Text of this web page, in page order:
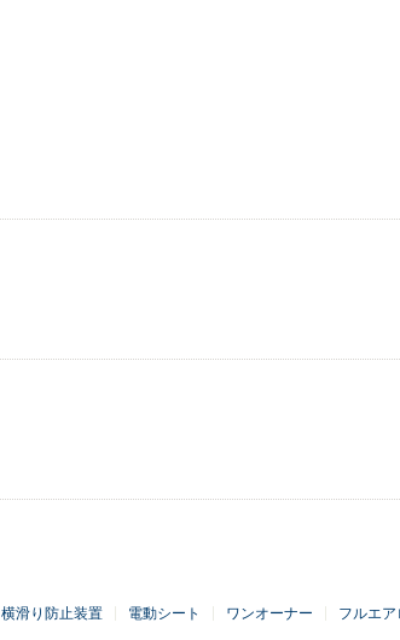
横滑り防止装置 電動シート ワンオーナー フルエア